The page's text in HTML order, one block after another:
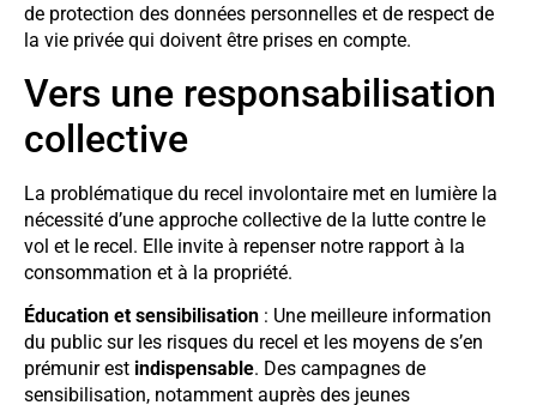
de protection des données personnelles et de respect de
la vie privée qui doivent être prises en compte.
Vers une responsabilisation
collective
La problématique du recel involontaire met en lumière la
nécessité d’une approche collective de la lutte contre le
vol et le recel. Elle invite à repenser notre rapport à la
consommation et à la propriété.
Éducation et sensibilisation : Une meilleure information
du public sur les risques du recel et les moyens de s’en
prémunir est indispensable. Des campagnes de
sensibilisation, notamment auprès des jeunes